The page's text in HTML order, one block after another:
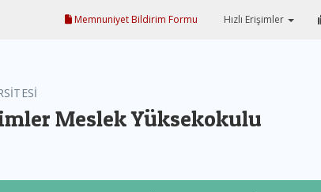
Memnuniyet Bildirim Formu Hızlı Erişimler
Meslek Yüksekokulu